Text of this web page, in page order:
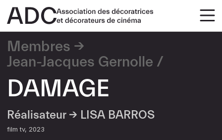
Membres
Jean-Jacques Gernolle
DAMAGE
Réalisateur → LISA BARROS
film tv 2023